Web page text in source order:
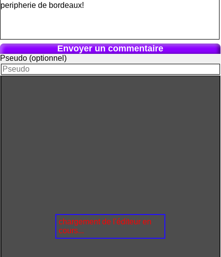
peripherie de bordeaux!
Envoyer un commentaire
Pseudo (optionnel)
chargement de l'éditeur en
cours...